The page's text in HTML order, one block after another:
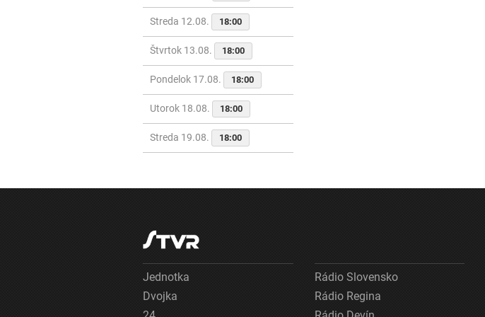
Streda 12.08. 18:00
Štvrtok 13.08. 18:00
Pondelok 17.08. 18:00
Utorok 18.08. 18:00
Streda 19.08. 18:00
Jednotka
Dvojka
Rádio Slovensko
Rádio Regina